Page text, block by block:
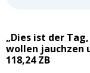
„Dies ist der
wollen jauchzen
118,24 ZB